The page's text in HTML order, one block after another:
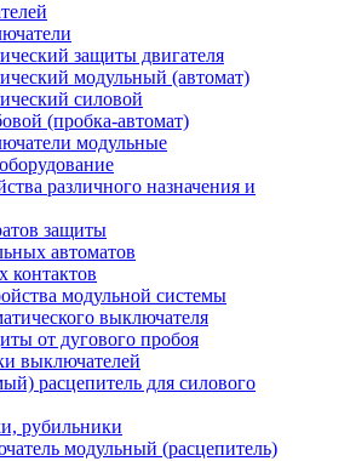
защиты двигателя
модульный (автомат)
силовой
(пробка-автомат)
модульные
различного назначения и
защиты
автоматов
контактов
модульной системы
выключателя
от дугового пробоя
выключателей
расцепитель для силового
рубильники
модульный (расцепитель)